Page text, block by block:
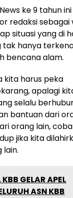
ke 9 tahun
redaksi sebagai
situasi yang di
tak hanya
bencana alam.
kita harus peka
apalagi
selalu
bantuan dari
orang lain,
jika kita
lain.
GELAR APEL
ASN KBB